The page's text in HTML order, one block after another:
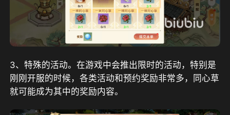
3、特殊的活动。在游戏中会推出限时的活动，特别是
刚刚开服的时候，各类活动和预约奖励非常多，同心草
就可能成为其中的奖励内容。